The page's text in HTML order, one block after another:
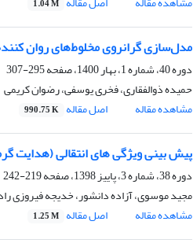
1.04 M
مدل‌سازی گرانروی مخلوط‌های روان
دوره 40، شماره 1، بهار 1400، صفحه
295-307
حمیده ذوالفقاری، فخری یوسفی، رضوان کریمی
مشاهده مقاله
اصل مقاله 990.75 K
پیش بینی ویژگی های انتقالی (هدایت
دوره 38، شماره 3، پاییز 1398، صفحه
219-242
مجید موسوی، آزاده دانشور، خدیجه فیروزی
مشاهده مقاله
اصل مقاله 1.25 M